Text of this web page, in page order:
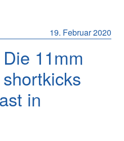
19. Februar 2020
Die 11mm
shortkicks
in